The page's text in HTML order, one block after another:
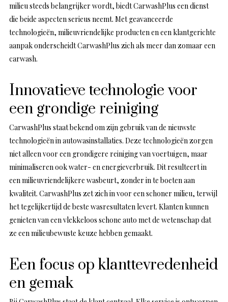
milieu steeds belangrijker wordt, biedt CarwashPlus een dienst
die beide aspecten serieus neemt. Met geavanceerde
technologieën, milieuvriendelijke producten en een klantgerichte
aanpak onderscheidt CarwashPlus zich als meer dan zomaar een
carwash.
Innovatieve technologie voor
een grondige reiniging
CarwashPlus staat bekend om zijn gebruik van de nieuwste
technologieën in autowasinstallaties. Deze technologieën zorgen
niet alleen voor een grondigere reiniging van voertuigen, maar
minimaliseren ook water- en energieverbruik. Dit resulteert in
een milieuvriendelijkere wasbeurt, zonder in te boeten aan
kwaliteit. CarwashPlus zet zich in voor een schoner milieu, terwijl
het tegelijkertijd de beste wasresultaten levert. Klanten kunnen
genieten van een vlekkeloos schone auto met de wetenschap dat
ze een milieubewuste keuze hebben gemaakt.
Een focus op klanttevredenheid
en gemak